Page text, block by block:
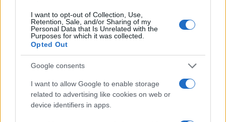
I want to opt-out of Collection, Use,
Retention, Sale, and/or Sharing of my
Personal Data that Is Unrelated with the
Purposes for which it was collected.
Opted Out
Google consents
I want to allow Google to enable storage
related to advertising like cookies on web or
device identifiers in apps.
Papa Leone XIV incontra i giovani ad Assisi: il richiamo
Matteo Pellegrino · 6 Ago 2026
NEWS